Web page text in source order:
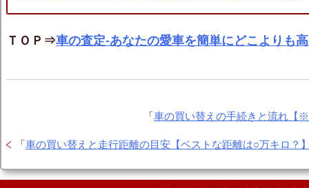
ＴＯＰ⇒車の査定-あなたの愛車を簡単にどこよりも
「車の買い替えの手続きと流れ【
「 車の買い替えと走行距離の目安【ベストな距離は○万キロ？